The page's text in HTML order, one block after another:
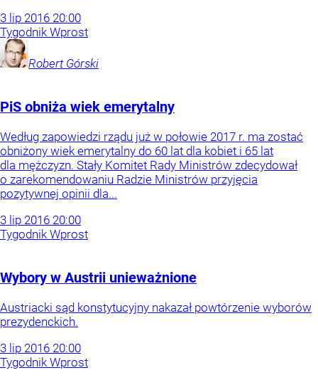
3 lip 2016 20:00
Tygodnik Wprost
Robert Górski
PiS obniża wiek emerytalny
Według zapowiedzi rządu już w połowie 2017 r. ma zostać
obniżony wiek emerytalny do 60 lat dla kobiet i 65 lat
dla mężczyzn. Stały Komitet Rady Ministrów zdecydował
o zarekomendowaniu Radzie Ministrów przyjęcia
pozytywnej opinii dla...
3 lip 2016 20:00
Tygodnik Wprost
Wybory w Austrii unieważnione
Austriacki sąd konstytucyjny nakazał powtórzenie wyborów
prezydenckich.
3 lip 2016 20:00
Tygodnik Wprost